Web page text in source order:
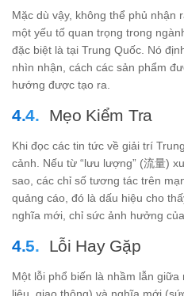
Mặc dù vậy, không thể phủ nhận
một yếu tố quan trọng trong
đặc biệt là tại Trung Quốc. Nó
nhìn nhận, cách các sản phẩm
hướng được tạo ra.
Mẹo Kiểm Tra
Khi đọc các tin tức về giải trí
cảnh. Nếu từ “lưu lượng” (流量)
sao, các chỉ số tương tác trên
quảng cáo, đó là dấu hiệu cho
nghĩa mới, chỉ sức ảnh hưởng
Lỗi Hay Gặp
Một lỗi phổ biến là nhầm lẫn
liệu, giao thông) và nghĩa mới